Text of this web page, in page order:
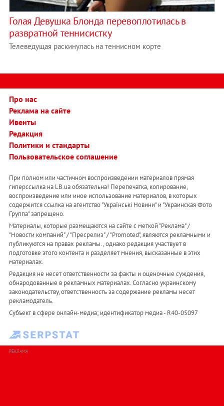
Голая Девушка Блонда перевоплотилась в
развратной теннисистку
Телеведущая раскинулась на теннисном корте
Про нас
Реклама на сайте
Ивенты
Редакция
Политики и стандарты
Пользовательское соглашение
При полном или частичном воспроизведении материалов прямая
гиперссылка на LB.ua обязательна! Перепечатка, копирование,
воспроизведение или иное использование материалов, в которых
содержится ссылка на агентство "Українськi Новини" и "Украинская Фото
Группа" запрещено.
Материалы, которые размещаются на сайте с меткой "Реклама" /
"Новости компаний" / "Пресрелиз" / "Promoted", являются рекламными и
публикуются на правах рекламы. , однако редакция участвует в
подготовке этого контента и разделяет мнения, высказанные в этих
материалах.
Редакция не несет ответственности за факты и оценочные суждения,
обнародованные в рекламных материалах. Согласно украинскому
законодательству, ответственность за содержание рекламы несет
рекламодатель.
Субъект в сфере онлайн-медиа; идентификатор медиа - R40-05097
РЕКЛАМА